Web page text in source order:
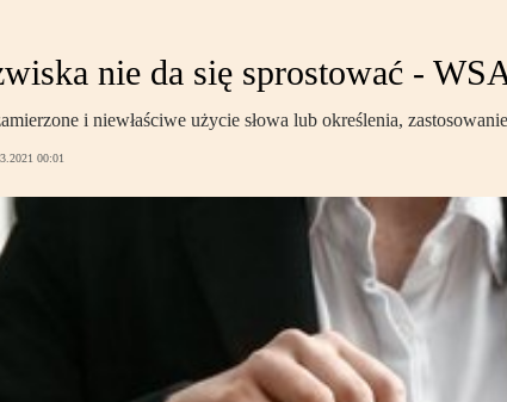
nie da się sprostować -
i niewłaściwe użycie słowa lub określenia,
00:01